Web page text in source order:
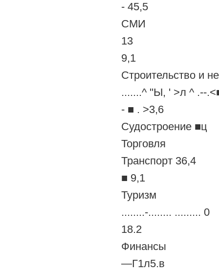
- 45,5
СМИ
13
9,1
Строительство и
.......^ ''Ы, ' >л ^ .--
- ■ . >3,6
Судостроение ■ц
Торговля
Транспорт 36,4
■ 9,1
Туризм
........-........ ......... 0
18.2
Финансы
—Г1л5.в